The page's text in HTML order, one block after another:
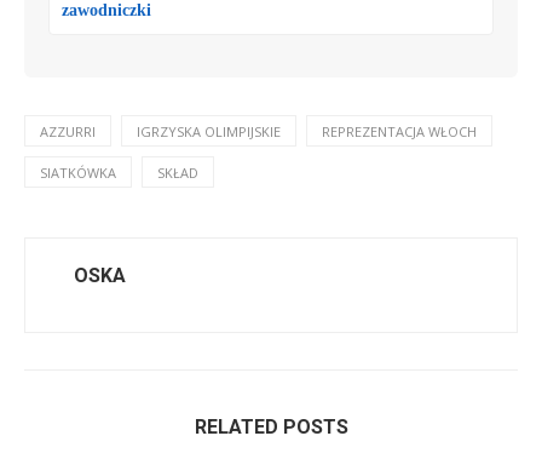
zawodniczki
AZZURRI IGRZYSKA OLIMPIJSKIE REPREZENTACJA WŁOCH
SIATKÓWKA SKŁAD
OSKA
RELATED POSTS